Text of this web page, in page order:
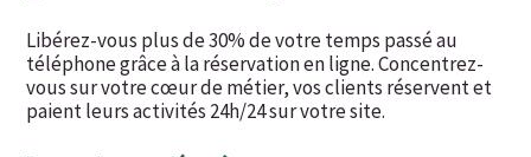
Libérez-vous plus de 30% de votre temps passé au
téléphone grâce à la réservation en ligne. Concentrez-
vous sur votre cœur de métier, vos clients réservent et
paient leurs activités 24h/24 sur votre site.